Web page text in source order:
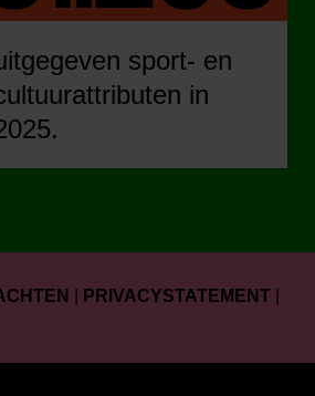
sport- en
in
PRIVACYSTATEMENT